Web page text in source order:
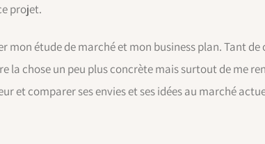
projet.
mon étude de marché et mon business plan. Tant de
la chose un peu plus concrète mais surtout de me
et comparer ses envies et ses idées au marché